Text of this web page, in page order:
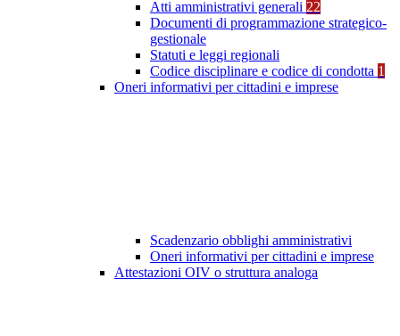
Atti amministrativi generali 22
Documenti di programmazione strategico-
gestionale
Statuti e leggi regionali
Codice disciplinare e codice di condotta 1
Oneri informativi per cittadini e imprese
Scadenzario obblighi amministrativi
Oneri informativi per cittadini e imprese
Attestazioni OIV o struttura analoga